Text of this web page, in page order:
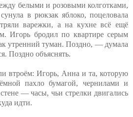
белыми и розовыми колготками,
в рюкзак яблоко, поцеловала
варежки, а на кухне всё ещё
Игорь бродил по квартире серым
утренний туман. Поздно, — думала
Поздно объяснять.
втроём: Игорь, Анна и та, которую
пахло бумагой, чернилами и
— часы, чьи стрелки двигались
идти.